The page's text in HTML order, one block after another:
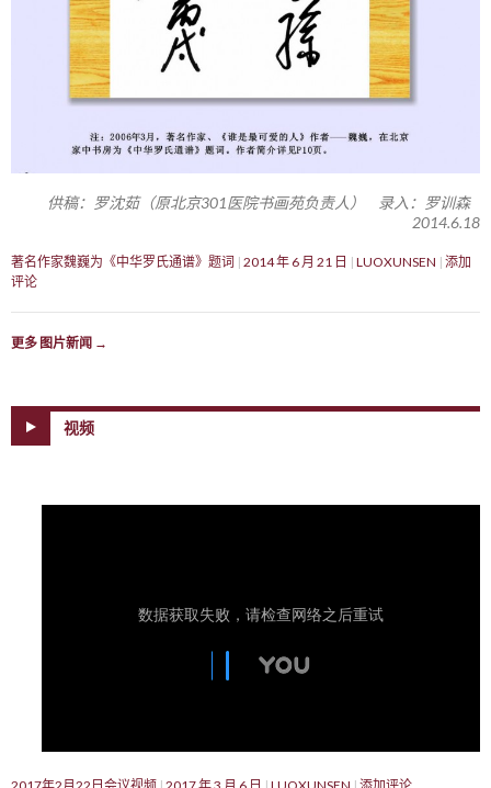
供稿：罗沈茹（原北京301医院书画苑负责人） 录入：罗训森
2014.6.18
著名作家魏巍为《中华罗氏通谱》题词 2014 年 6 月 21 日 LUOXUNSEN 添加
评论
更多 图片新闻 →
视频